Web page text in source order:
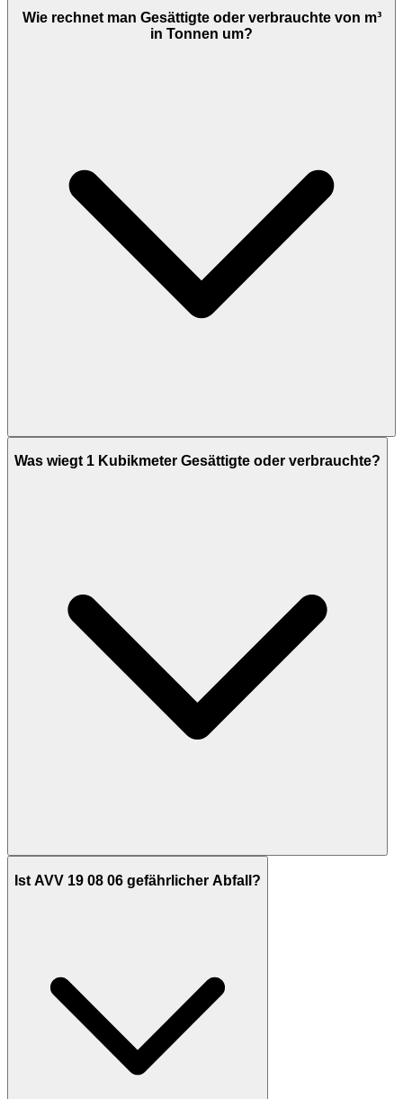
Wie rechnet man Gesättigte oder verbrauchte von m³
in Tonnen um?
Was wiegt 1 Kubikmeter Gesättigte oder verbrauchte?
Ist AVV 19 08 06 gefährlicher Abfall?